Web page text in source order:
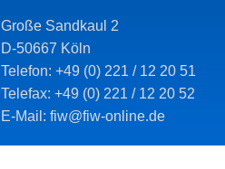
Große Sandkaul 2
D-50667 Köln
Telefon: +49 (0) 221 / 12 20 51
Telefax: +49 (0) 221 / 12 20 52
E-Mail: fiw@fiw-online.de